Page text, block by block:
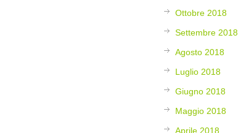
Ottobre 2018
Settembre 2018
Agosto 2018
Luglio 2018
Giugno 2018
Maggio 2018
Aprile 2018